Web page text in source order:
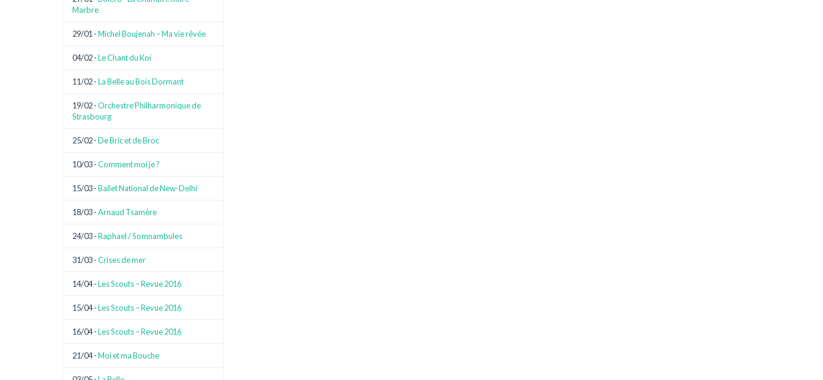
Marbre
29/01 -Michel Boujenah – Ma vie rêvée
04/02 -Le Chant du Koï
11/02 -La Belle au Bois Dormant
19/02 -Orchestre Philharmonique de
Strasbourg
25/02 -De Bric et de Broc
10/03 -Comment moi je ?
15/03 -Ballet National de New-Delhi
18/03 -Arnaud Tsamère
24/03 -Raphael / Somnambules
31/03 -Crises de mer
14/04 -Les Scouts – Revue 2016
15/04 -Les Scouts – Revue 2016
16/04 -Les Scouts – Revue 2016
21/04 -Moi et ma Bouche